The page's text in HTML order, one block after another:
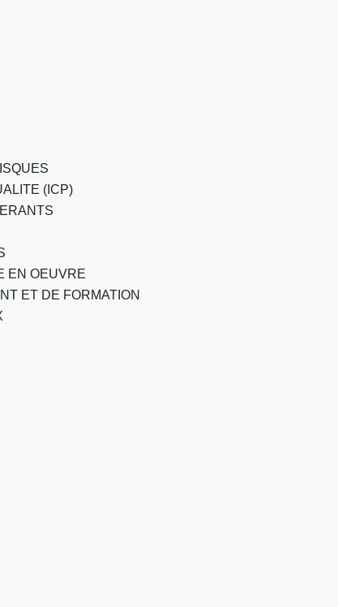
(ICP)
EN OEUVRE
ET DE FORMATION